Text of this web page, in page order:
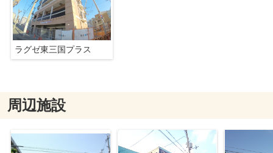
ラグゼ東三国プラス
周辺施設